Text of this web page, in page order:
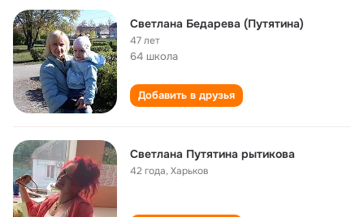
Светлана Бедарева (Путятина)
47 лет
64 школа
Добавить в друзья
Светлана Путятина рытикова
42 года,Харьков